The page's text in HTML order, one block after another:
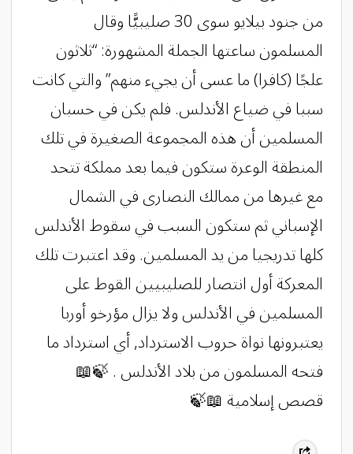
من جنود بيلايو سوى 30 صليبيًّا وقال
المسلمون ساعتها الجملة المشهورة: “ثلاثون
علجًا (كافرا) ما عسى أن يجيء منهم” والتي كانت
سببا في ضياع الأندلس. فلم يكن في حسبان
المسلمين أن هذه المجموعة الصغيرة في تلك
المنطقة الوعرة ستكون فيما بعد مملكة تتحد
مع غيرها من ممالك النصارى في الشمال
الإسباني ثم ستكون السبب في سقوط الأندلس
كلها تدريجيا من يد المسلمين. وقد اعتبرت تلك
المعركة أول انتصار للصليبيين القوط على
المسلمين في الأندلس ولا يزال مؤرخو أوربا
يعتبرونها نواة حروب الاسترداد, أي استرداد ما
فتحه المسلمون من بلاد الأندلس . ‏🍃📖
قصص إسلامية 📖🍃